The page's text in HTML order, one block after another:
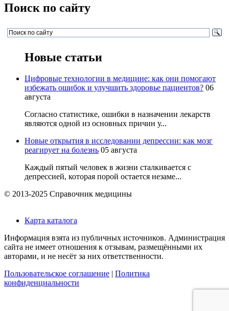
Поиск по сайту
Новые статьи
Цифровые технологии в медицине: как они помогают
избежать ошибок и улучшить здоровье пациентов? 06
августа
Согласно статистике, ошибки в назначении лекарств
являются одной из основных причин у...
Новые открытия в исследовании депрессии: как мозг
реагирует на болезнь 05 августа
Каждый пятый человек в жизни сталкивается с
депрессией, которая порой остается незаме...
© 2013-2025 Справочник медицины
Карта каталога
Информация взята из публичных источников. Администрация
сайта не имеет отношения к отзывам, размещёнными их
авторами, и не несёт за них ответственности.
Пользовательское соглашение
Политика
конфиденциальности